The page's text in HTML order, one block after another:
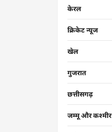
केरल
क्रिकेट न्यूज
खेल
गुजरात
छत्तीसगढ़
जम्मू और कश्मीर